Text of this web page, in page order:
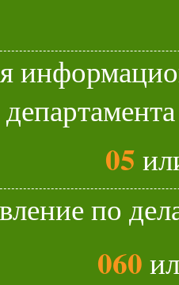
05
по
060